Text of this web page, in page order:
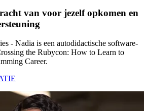
van voor jezelf opkomen en
- Nadia is een autodidactische software-
the Rubycon: How to Learn to
Career.